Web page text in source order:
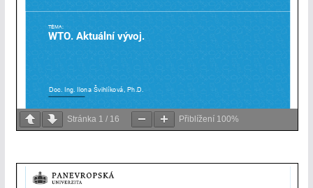
Stránka 1 / 16 Přiblížení 100%